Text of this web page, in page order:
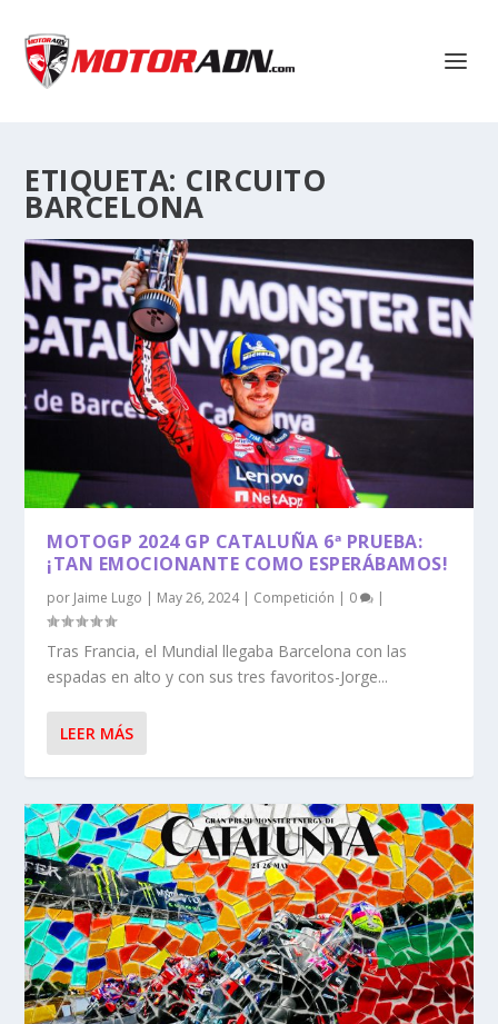
ETIQUETA: CIRCUITO
BARCELONA
MOTOGP 2024 GP CATALUÑA 6ª PRUEBA:
¡TAN EMOCIONANTE COMO ESPERÁBAMOS!
por Jaime Lugo | May 26, 2024| Competición | 0 |
Tras Francia, el Mundial llegaba Barcelona con las
espadas en alto y con sus tres favoritos-Jorge...
LEER MÁS